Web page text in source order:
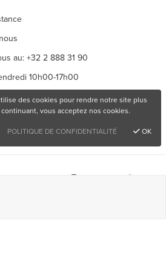
au: +32 2 888 31 90
10h00-17h00
des cookies pour rendre notre site plus
vous acceptez nos cookies.
POLITIQUE DE CONFIDENTIALITÉ
OK